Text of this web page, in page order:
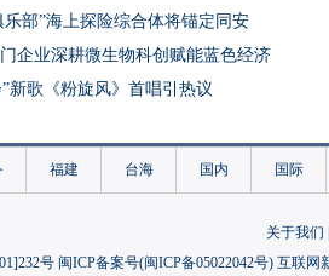
部”海上探险综合体将锚定同安
企业深耕微生物科创赋能蓝色经济
新歌《粉旋风》首唱引热议
赛启幕 面向全球征集“学村好物”
迎战台风“红霞”暴雨预警
福建 台海 国内 国际
关于我们
号 闽ICP备案号(闽ICP备05022042号) 互联网